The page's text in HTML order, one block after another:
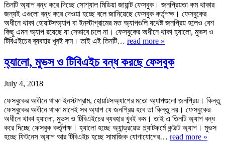
তিনটি অ্যাপ বন্ধ করে দিচ্ছে সোশ্যাল মিডিয়া জায়ান্ট ফেসবুক। জনপ্রিয়তা কম থাকার
জন্যই এগুলো বন্ধ করে দেওয়া হচ্ছে বলে জানিয়েছে ফেসবুক কর্তৃপক্ষ। ফেসবুকের
অধীনে থাকা হোয়াটসঅ্যাপ বা ইনস্টাগ্রামের মত অ্যাপগুলি যথেষ্ট জনপ্রিয় হলেও বেশ
কিছু এমন অ্যাপ রয়েছে যা সেভাবে চলে না। ফেসবুকের অধীনে থাকা হ্যালো, মুভস ও
টিবিএইচের ব্যবহার খুবই কম। তাই এই তিনটি… read more »
হ্যালো, মুভস ও টিবিএইচ বন্ধ করছে ফেসবুক
July 4, 2018
ফেসবুকের অধীনে থাকা ইনস্টাগ্রাম, হোয়াটসঅ্যাপের মতো অ্যাপগুলো জনপ্রিয়। কিন্তু
ফেসবুকের অধীনে থাকা মানেই সব অ্যাপ যে জনপ্রিয় হবে তা কিন্তু নয়। ফেসবুকের
অধীনে থাকা হ্যালো, মুভস ও টিবিএইচের ব্যবহার খুবই কম। তাই এ তিনটি অ্যাপ বন্ধ
করে দিচ্ছে ফেসবুক কর্তৃপক্ষ। হ্যালো হচ্ছে অ্যান্ড্রয়েড প্ল্যাটফর্মে কন্টাক্ট অ্যাপ। মুভস
হচ্ছে ফিটনেস অ্যাপ আর টিবিএইচ হচ্ছে সামাজিক যোগাযোগের… read more »